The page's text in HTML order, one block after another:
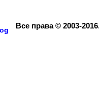
Все права© 2003-